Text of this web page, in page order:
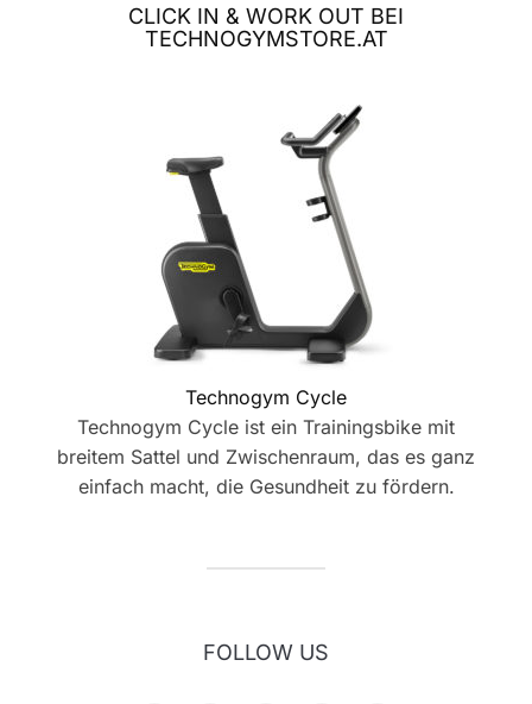
CLICK IN & WORK OUT BEI
TECHNOGYMSTORE.AT
Technogym Cycle
Technogym Cycle ist ein Trainingsbike mit
breitem Sattel und Zwischenraum, das es ganz
einfach macht, die Gesundheit zu fördern.
FOLLOW US